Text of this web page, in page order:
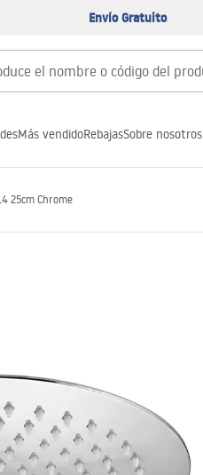
Envío Gratuito
Más vendidoRebajasSobre nosotros
25cm Chrome